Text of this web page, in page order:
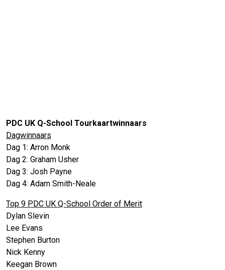
PDC UK Q-School Tourkaartwinnaars
Dagwinnaars
Dag 1: Arron Monk
Dag 2: Graham Usher
Dag 3: Josh Payne
Dag 4: Adam Smith-Neale
Top 9 PDC UK Q-School Order of Merit
Dylan Slevin
Lee Evans
Stephen Burton
Nick Kenny
Keegan Brown